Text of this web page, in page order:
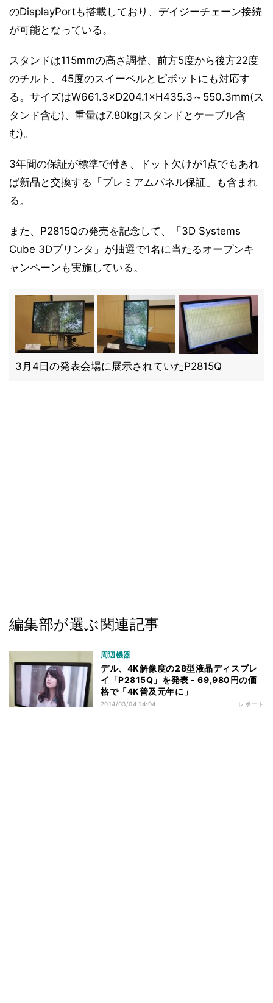
のDisplayPortも搭載しており、デイジーチェーン接続
が可能となっている。
スタンドは115mmの高さ調整、前方5度から後方22度
のチルト、45度のスイーベルとピボットにも対応す
る。サイズはW661.3×D204.1×H435.3～550.3mm(ス
タンド含む)、重量は7.80kg(スタンドとケーブル含
む)。
3年間の保証が標準で付き、ドット欠けが1点でもあれ
ば新品と交換する「プレミアムパネル保証」も含まれ
る。
また、P2815Qの発売を記念して、「3D Systems
Cube 3Dプリンタ」が抽選で1名に当たるオープンキ
ャンペーンも実施している。
3月4日の発表会場に展示されていたP2815Q
編集部が選ぶ関連記事
周辺機器
デル、4K解像度の28型液晶ディスプレ
イ「P2815Q」を発表 - 69,980円の価
格で「4K普及元年に」
2014/03/04 14:04 レポート